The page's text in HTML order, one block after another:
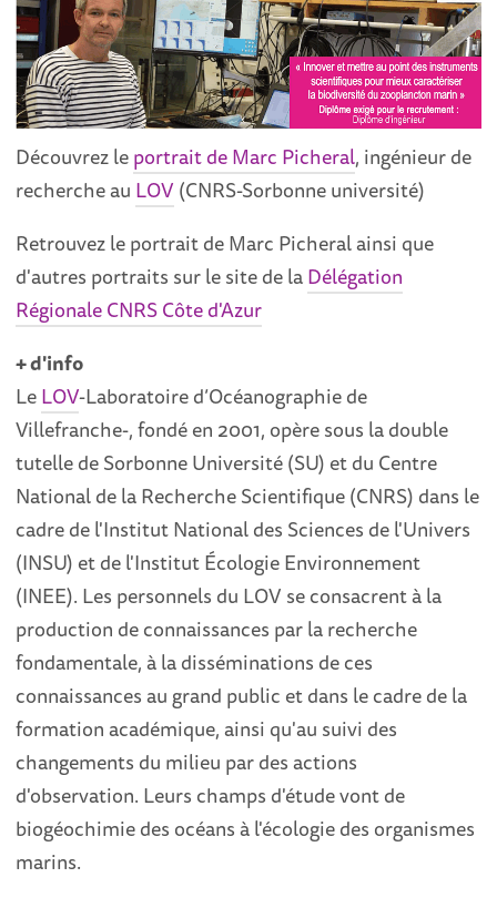
Découvrez leportrait de Marc Picheral, ingénieur de
recherche au LOV (CNRS-Sorbonne université)
Retrouvez le portrait deMarc Picheral ainsi que
d'autres portraits sur le site de laDélégation
Régionale CNRS Côte d'Azur
+ d'info
LeLOV-Laboratoire d’Océanographie de
Villefranche-, fondé en 2001, opère sous la double
tutelle de Sorbonne Université (SU) et du Centre
National de la Recherche Scientifique (CNRS) dans le
cadre de l'Institut National des Sciences de l'Univers
(INSU) et de l'Institut Écologie Environnement
(INEE). Les personnels du LOV se consacrent à la
production de connaissances par la recherche
fondamentale, à la disséminations de ces
connaissances au grand public et dans le cadre de la
formation académique, ainsi qu'au suivi des
changements du milieu par des actions
d'observation. Leurs champs d'étude vont de
biogéochimie des océans à l'écologie des organismes
marins.